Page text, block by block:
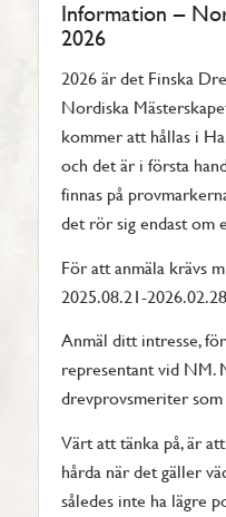
Information –
2026
2026 är det Finska
Nordiska
kommer att hållas i
och det är i första
finnas på
det rör sig endast om
För att anmäla krävs
2025.08.21-2026.02.28
Anmäl ditt intresse,
representant vid NM.
drevprovsmeriter som
Värt att tänka på, är
hårda när det gäller
således inte ha lägre